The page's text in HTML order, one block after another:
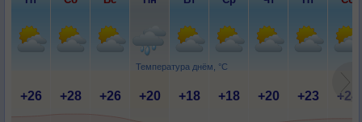
Температура днём, °C
+26 +28 +26 +20 +18 +18 +20 +23 +24